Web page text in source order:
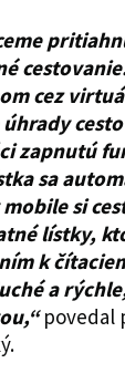
cez
úhrady
zapnutú
sa
si
lístky,
k
a
povedal